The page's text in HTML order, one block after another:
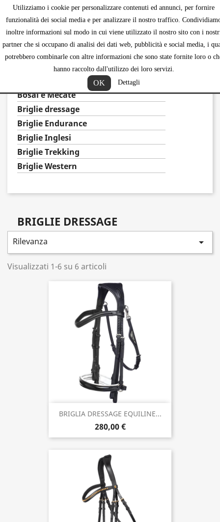
Utilizziamo i cookie per personalizzare contenuti ed annunci, per fornire
funzionalità dei social media e per analizzare il nostro traffico.
inoltre informazioni sul modo in cui viene utilizzato il nostro sito con i
partner che si occupano di analisi dei dati web, pubblicità e social media, i
potrebbero combinarle con altre informazioni che sono state fornite loro o
hanno raccolto dall'utilizzo dei loro servizi.
OK Dettagli

Bosal e Mecate
Briglie dressage
Briglie Endurance
Briglie Inglesi
Briglie Trekking
Briglie Western
BRIGLIE DRESSAGE
Rilevanza 
Visualizzati 1-6 su 6 articoli
BRIGLIA DRESSAGE EQUILINE...
280,00 €